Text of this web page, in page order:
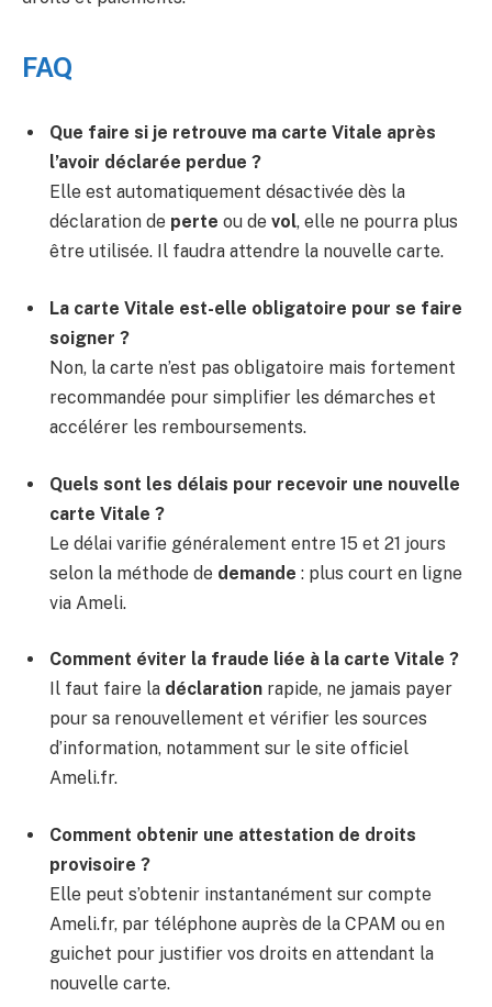
FAQ
Que faire si je retrouve ma carte Vitale après
l’avoir déclarée perdue ?
Elle est automatiquement désactivée dès la
déclaration de perte ou de vol, elle ne pourra plus
être utilisée. Il faudra attendre la nouvelle carte.
La carte Vitale est-elle obligatoire pour se faire
soigner ?
Non, la carte n’est pas obligatoire mais fortement
recommandée pour simplifier les démarches et
accélérer les remboursements.
Quels sont les délais pour recevoir une nouvelle
carte Vitale ?
Le délai varifie généralement entre 15 et 21 jours
selon la méthode de demande : plus court en ligne
via Ameli.
Comment éviter la fraude liée à la carte Vitale ?
Il faut faire la déclaration rapide, ne jamais payer
pour sa renouvellement et vérifier les sources
d’information, notamment sur le site officiel
Ameli.fr.
Comment obtenir une attestation de droits
provisoire ?
Elle peut s’obtenir instantanément sur compte
Ameli.fr, par téléphone auprès de la CPAM ou en
guichet pour justifier vos droits en attendant la
nouvelle carte.